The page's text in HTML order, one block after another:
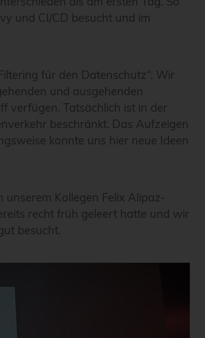
und CI/CD besucht und im
für den Datenschutz“. Wir
und ausgehenden
verfügen. Tatsächlich ist in der
beschränkt. Das Aufzeigen
konnte uns hier neue Ideen
Kollegen Felix Alipaz-
recht früh geleert hatte und wir
besucht.